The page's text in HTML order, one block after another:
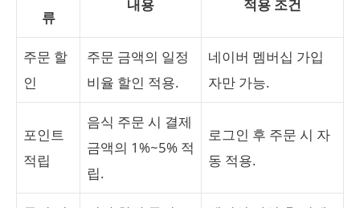
류
내용 적용 조건
주문 할
인
주문 금액의 일정
비율 할인 적용.
네이버 멤버십 가입
자만 가능.
포인트
적립
음식 주문 시 결제
금액의 1%~5% 적
립.
로그인 후 주문 시 자
동 적용.